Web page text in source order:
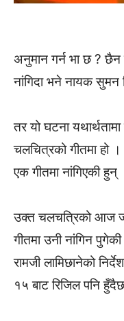
अनुमान गर्न भा छ ? छैन
नांगिदा भने नायक
तर यो घटना
चलचित्रको गीतमा हो
एक गीतमा नांगिएकी हुन्
उक्त चलचत्रिको आज
गीतमा उनी नांगिन
रामजी लामिछानेको
१५ बाट रिजिल पनि